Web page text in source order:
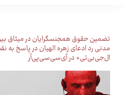
تضمین حقوق همجنسگرایان در میثاق
مدنی رد ادعای زهره الهیان در پاسخ
ال‌جی‌بی‌تی+ در آی‌سی‌سی‌پی‌آر